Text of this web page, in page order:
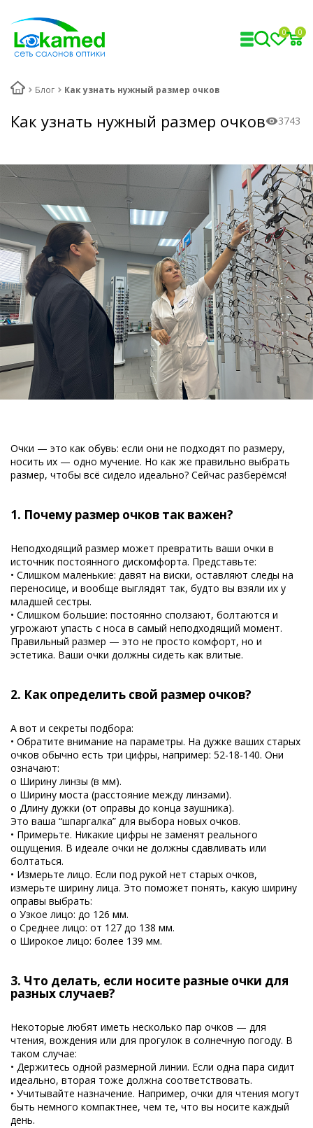
0 0
Блог Как узнать нужный размер очков
Как узнать нужный размер очков 3743
Очки — это как обувь: если они не подходят по размеру,
носить их — одно мучение. Но как же правильно выбрать
размер, чтобы всё сидело идеально? Сейчас разберёмся!
1. Почему размер очков так важен?
Неподходящий размер может превратить ваши очки в
источник постоянного дискомфорта. Представьте:
• Слишком маленькие: давят на виски, оставляют следы на
переносице, и вообще выглядят так, будто вы взяли их у
младшей сестры.
• Слишком большие: постоянно сползают, болтаются и
угрожают упасть с носа в самый неподходящий момент.
Правильный размер — это не просто комфорт, но и
эстетика. Ваши очки должны сидеть как влитые.
2. Как определить свой размер очков?
А вот и секреты подбора:
• Обратите внимание на параметры. На дужке ваших старых
очков обычно есть три цифры, например: 52-18-140. Они
означают:
o Ширину линзы (в мм).
o Ширину моста (расстояние между линзами).
o Длину дужки (от оправы до конца заушника).
Это ваша “шпаргалка” для выбора новых очков.
• Примерьте. Никакие цифры не заменят реального
ощущения. В идеале очки не должны сдавливать или
болтаться.
• Измерьте лицо. Если под рукой нет старых очков,
измерьте ширину лица. Это поможет понять, какую ширину
оправы выбрать:
o Узкое лицо: до 126 мм.
o Среднее лицо: от 127 до 138 мм.
o Широкое лицо: более 139 мм.
3. Что делать, если носите разные очки для
разных случаев?
Некоторые любят иметь несколько пар очков — для
чтения, вождения или для прогулок в солнечную погоду. В
таком случае:
• Держитесь одной размерной линии. Если одна пара сидит
идеально, вторая тоже должна соответствовать.
• Учитывайте назначение. Например, очки для чтения могут
быть немного компактнее, чем те, что вы носите каждый
день.